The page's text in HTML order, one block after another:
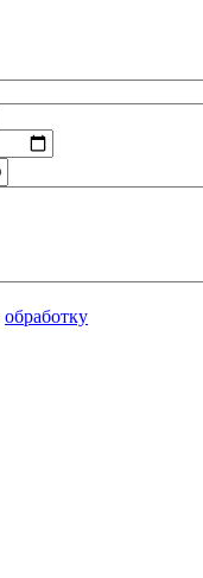
обработку